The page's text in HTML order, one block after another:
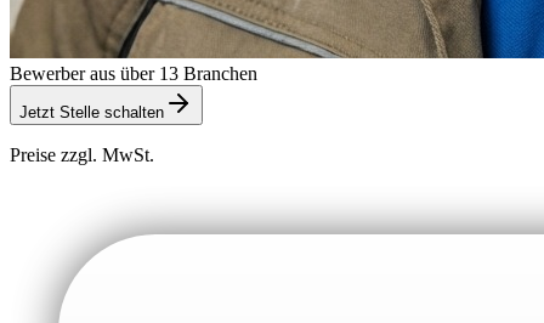
Bewerber aus über 13 Branchen
Jetzt Stelle schalten
Preise zzgl. MwSt.